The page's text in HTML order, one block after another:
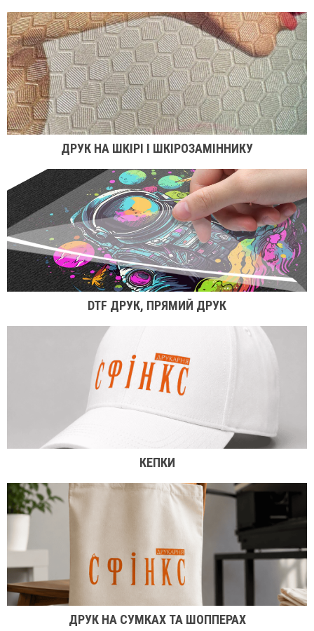
ДРУК НА ШКІРІ І ШКІРОЗАМІННИКУ
DTF ДРУК, ПРЯМИЙ ДРУК
КЕПКИ
ДРУК НА СУМКАХ ТА ШОППЕРАХ